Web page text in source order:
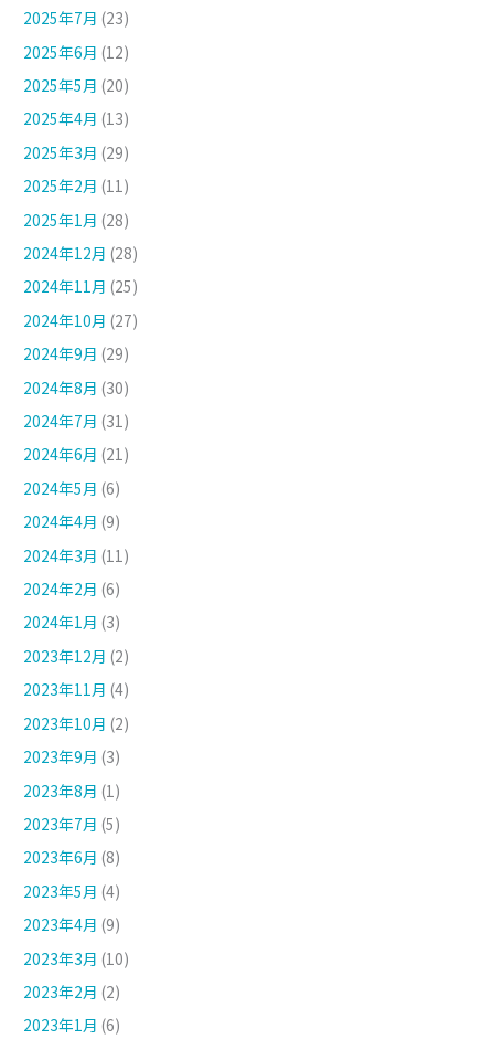
2025年7月 (23)
2025年6月 (12)
2025年5月 (20)
2025年4月 (13)
2025年3月 (29)
2025年2月 (11)
2025年1月 (28)
2024年12月 (28)
2024年11月 (25)
2024年10月 (27)
2024年9月 (29)
2024年8月 (30)
2024年7月 (31)
2024年6月 (21)
2024年5月 (6)
2024年4月 (9)
2024年3月 (11)
2024年2月 (6)
2024年1月 (3)
2023年12月 (2)
2023年11月 (4)
2023年10月 (2)
2023年9月 (3)
2023年8月 (1)
2023年7月 (5)
2023年6月 (8)
2023年5月 (4)
2023年4月 (9)
2023年3月 (10)
2023年2月 (2)
2023年1月 (6)